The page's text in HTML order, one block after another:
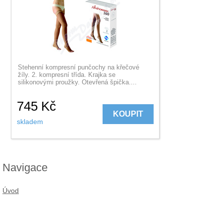
Stehenní kompresní punčochy na křečové
žíly. 2. kompresní třída. Krajka se
silikonovými proužky. Otevřená špička....
745 Kč
skladem
KOUPIT
Navigace
Úvod